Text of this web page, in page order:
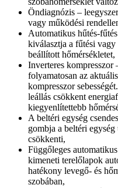
Öndiagnózis –
vagy működési
Automatikus hűtés-
kiválasztja a fűtési
beállított hőmérsékletet,
Inverteres kompresszor
folyamatosan az
kompresszor
leállás csökkent
kiegyenlítettebb
A beltéri egység
gombja a beltéri
csökkenti,
Függőleges
kimeneti terelőlapok
hatékony levegő- és
szobában,